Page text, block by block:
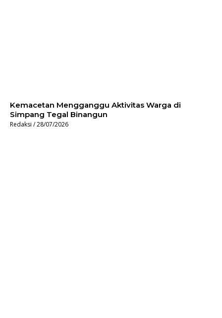
Kemacetan Mengganggu Aktivitas Warga di
Simpang Tegal Binangun
Redaksi 28/07/2026